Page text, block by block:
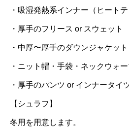
・吸湿発熱系インナー（ヒートテ
・厚手のフリース or スウェット
・中厚〜厚手のダウンジャケット
・ニット帽・手袋・ネックウォ
・厚手のパンツ or インナータイ
【シュラフ】
冬用を用意します。